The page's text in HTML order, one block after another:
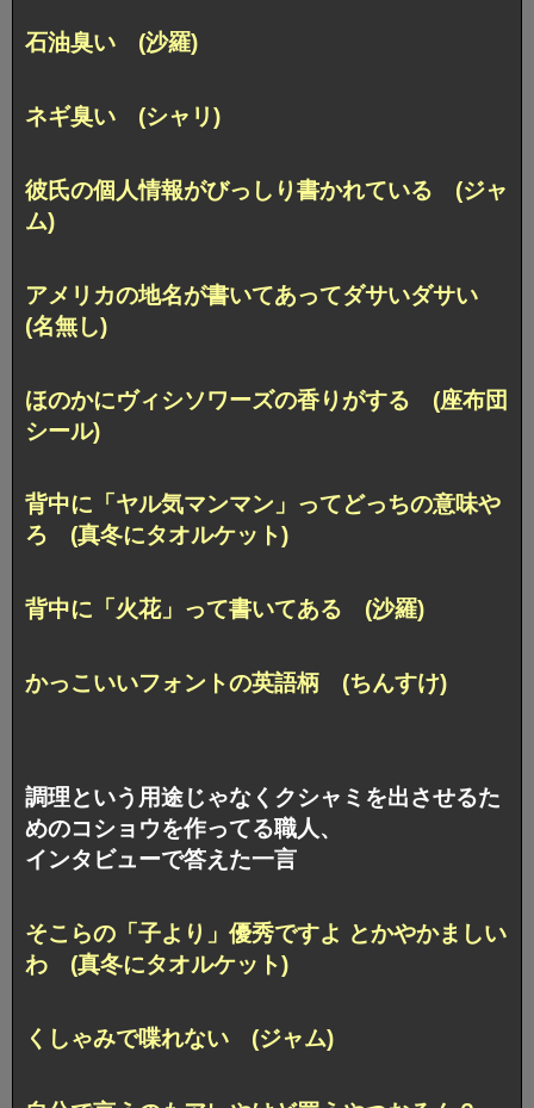
石油臭い (沙羅)
ネギ臭い (シャリ)
彼氏の個人情報がびっしり書かれている (ジャ
ム)
アメリカの地名が書いてあってダサいダサい
(名無し)
ほのかにヴィシソワーズの香りがする (座布団
シール)
背中に「ヤル気マンマン」ってどっちの意味や
ろ (真冬にタオルケット)
背中に「火花」って書いてある (沙羅)
かっこいいフォントの英語柄 (ちんすけ)
調理という用途じゃなくクシャミを出させるた
めのコショウを作ってる職人、
インタビューで答えた一言
そこらの「子より」優秀ですよ とかやかましい
わ (真冬にタオルケット)
くしゃみで喋れない (ジャム)